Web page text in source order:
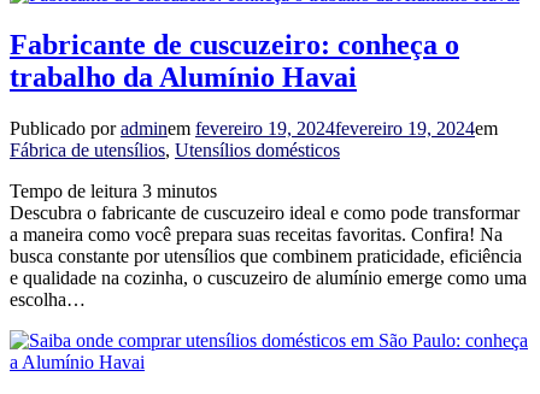
Fabricante de cuscuzeiro: conheça o
trabalho da Alumínio Havai
Publicado poradminem fevereiro 19, 2024fevereiro 19, 2024em
Fábrica de utensílios, Utensílios domésticos
Tempo de leitura 3 minutos
Descubra o fabricante de cuscuzeiro ideal e como pode transformar
a maneira como você prepara suas receitas favoritas. Confira! Na
busca constante por utensílios que combinem praticidade, eficiência
e qualidade na cozinha, o cuscuzeiro de alumínio emerge como uma
escolha…